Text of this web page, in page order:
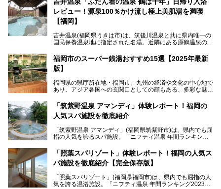
レビュー！源泉100％かけ流し極上美肌湯を満喫
【福岡】
吉井温泉(福岡県うきは市)は、筑後川温泉と共に県内唯一の
国民保養温泉地に指定された名湯。近隣にある原鶴温泉の観
す。
「ふだん着の温泉 鶴は千年」は、吉井温泉にある日帰り入
住民や温泉ファンに愛され続けています。今回は筆者自ら日
帰り入浴し、自慢の温泉を中心に詳細レビューします！
福岡市のスーパー銭湯おすすめ15選【2025年最新
版】
福岡県の県庁所在地・福岡市。九州の経済や文化の中心地で
あり、アジア各国への玄関口としての顔もある、多彩な魅力
そんな福岡市は、スーパー銭湯も多種多彩。玄界灘を眺めら
れるリゾート気分満点のスーパー銭湯から、繁華街近くのレ
いスーパー銭湯を一挙ご紹介します。
「筑紫野温泉 アマンディ」体験レポート！福岡の
人気スパ施設を徹底紹介
「筑紫野温泉 アマンディ」(福岡県筑紫野市)は、県内でも屈
指の人気を誇るスパ施設。「ニフティ温泉 年間ランキング2
入浴客で賑わっています。
そこで今回は、ニフティ温泉ライターである筆者が現地訪
ーム・併設するレストランを体験し、それらの全貌を徹底紹
介します！
「照葉スパリゾート」体験レポート！福岡の人気ス
パ施設を徹底紹介【完全保存版】
「照葉スパリゾート」(福岡県福岡市)は、県内でも屈指の人
気を誇る温浴施設。「ニフティ温泉 年間ランキング2023」